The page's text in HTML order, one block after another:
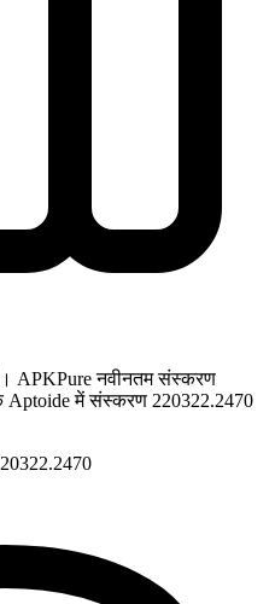
APKPure नवीनतम संस्करण
Aptoide में संस्करण 220322.2470